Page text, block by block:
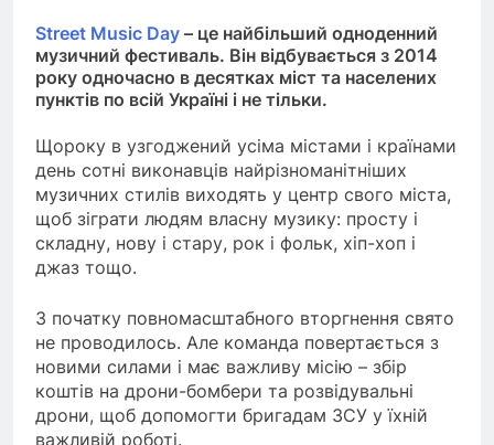
Street Music Day – це найбільший одноденний
музичний фестиваль. Він відбувається з 2014
року одночасно в десятках міст та населених
пунктів по всій Україні і не тільки.
Щороку в узгоджений усіма містами і країнами
день сотні виконавців найрізноманітніших
музичних стилів виходять у центр свого міста,
щоб зіграти людям власну музику: просту і
складну, нову і стару, рок і фольк, хіп-хоп і
джаз тощо.
З початку повномасштабного вторгнення свято
не проводилось. Але команда повертається з
новими силами і має важливу місію – збір
коштів на дрони-бомбери та розвідувальні
дрони, щоб допомогти бригадам ЗСУ у їхній
важливій роботі.